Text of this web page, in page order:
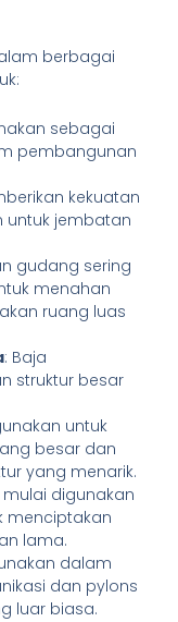
berbagai
sebagai
pembangunan
kekuatan
untuk jembatan
gudang sering
menahan
ruang luas
: Baja
struktur besar
untuk
besar dan
yang menarik.
mulai digunakan
menciptakan
lama.
dalam
dan pylons
luar biasa.